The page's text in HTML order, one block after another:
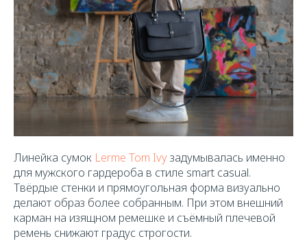
Линейка сумок Lerme Tom Ivyзадумывалась именно
для мужского гардероба в стиле smart casual.
Твёрдые стенки и прямоугольная форма визуально
делают образ более собранным. При этом внешний
карман на изящном ремешке и съёмный плечевой
ремень снижают градус строгости.